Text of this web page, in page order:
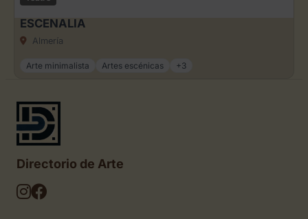
ESCENALIA
Almería
Arte minimalista Artes escénicas +3
Directorio de Arte